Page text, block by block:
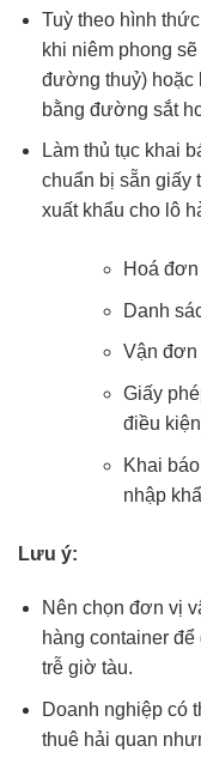
Tuỳ theo hình
khi niêm phong
đường thuỷ) hoặc
bằng đường sắt
Làm thủ tục khai
chuẩn bị sẵn giấy
xuất khẩu cho lô
Hoá
Danh
Vận đơn
Giấy
điều
Khai
nhập
Lưu ý:
Nên chọn đơn vị
hàng container
trễ giờ tàu.
Doanh nghiệp có
thuê hải quan